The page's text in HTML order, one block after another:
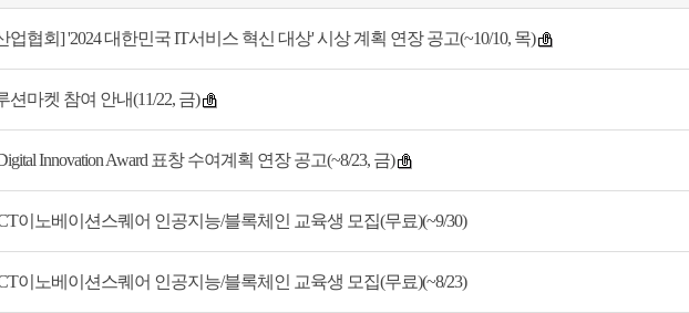
업협회] '2024 대한민국 IT서비스 혁신 대상' 시상 계획 연장 공고(~10/10, 목)
션마켓 참여 안내(11/22, 금)
Innovation Award 표창 수여계획 연장 공고(~8/23, 금)
이노베이션스퀘어 인공지능/블록체인 교육생 모집(무료)(~9/30)
이노베이션스퀘어 인공지능/블록체인 교육생 모집(무료)(~8/23)